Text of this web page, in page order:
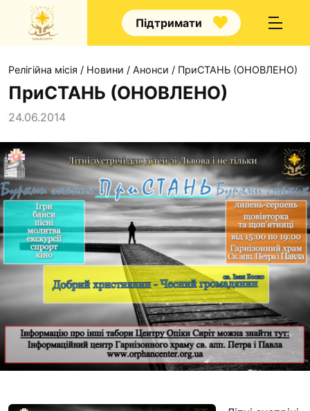
Підтримати
Про нас
Капелани
Волонтерство
Наші напрямки
Наш покровитель
Контакти
Проекти
Футбольна команда
Кулінарний гурток
Іконописна школа
Альтернатива
Релігійна місія / Новини / Анонси / ПриСТАНЬ (ОНОВЛЕНО)
ПриСТАНЬ (ОНОВЛЕНО)
24.06.2014